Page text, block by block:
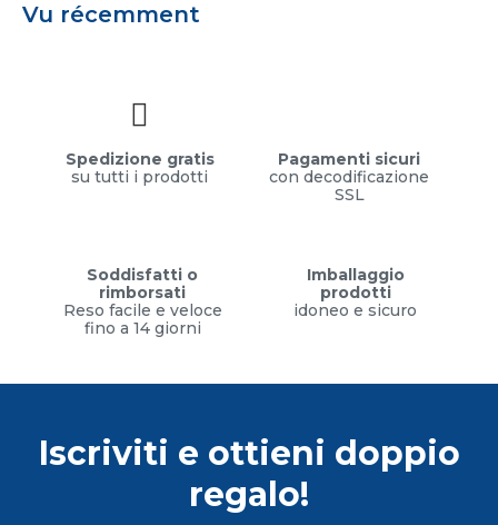
Vu récemment
Spedizione gratis
su tutti i prodotti
Pagamenti sicuri
con decodificazione
SSL
Soddisfatti o
rimborsati
Reso facile e veloce
fino a 14 giorni
Imballaggio
prodotti
idoneo e sicuro
Iscriviti e ottieni doppio
regalo!